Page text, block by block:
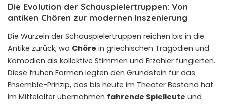
Die Evolution der Schauspielertruppen: Von
antiken Chören zur modernen Inszenierung
Die Wurzeln der Schauspielertruppen reichen bis in die
Antike zurück, wo Chöre in griechischen Tragödien und
Komödien als kollektive Stimmen und Erzähler fungierten.
Diese frühen Formen legten den Grundstein für das
Ensemble-Prinzip, das bis heute im Theater Bestand hat.
Im Mittelalter übernahmen fahrende Spielleute und